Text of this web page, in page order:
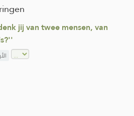
jij van twee mensen, van